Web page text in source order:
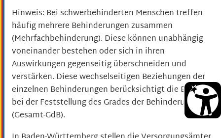
Hinweis: Bei schwerbehinderten Menschen treffen
häufig mehrere Behinderungen zusammen
(Mehrfachbehinderung). Diese können unabhängig
voneinander bestehen oder sich in ihren
Auswirkungen gegenseitig überschneiden und
verstärken. Diese wechselseitigen Beziehungen der
einzelnen Behinderungen berücksichtigt die Behörde
bei der Feststellung des Grades der Behinderung
(Gesamt-GdB).